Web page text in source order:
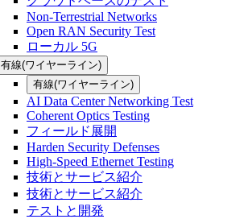
Non-Terrestrial Networks
Open RAN Security Test
ローカル 5G
有線(ワイヤーライン)
有線(ワイヤーライン)
AI Data Center Networking Test
Coherent Optics Testing
フィールド展開
Harden Security Defenses
High-Speed Ethernet Testing
技術とサービス紹介
技術とサービス紹介
テストと開発